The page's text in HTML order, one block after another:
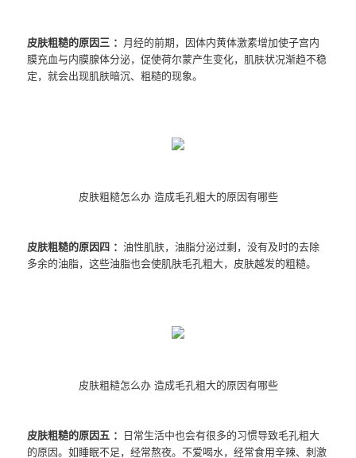
皮肤粗糙的原因三 ： 月经的前期，因体内黄体激素增加使子宫内
膜充血与内膜腺体分泌，促使荷尔蒙产生变化，肌肤状况渐趋不稳
定，就会出现肌肤暗沉、粗糙的现象。
皮肤粗糙怎么办 造成毛孔粗大的原因有哪些
皮肤粗糙的原因四 ：油性肌肤，油脂分泌过剩，没有及时的去除
多余的油脂，这些油脂也会使肌肤毛孔粗大，皮肤越发的粗糙。
皮肤粗糙怎么办 造成毛孔粗大的原因有哪些
皮肤粗糙的原因五 ： 日常生活中也会有很多的习惯导致毛孔粗大
的原因。如睡眠不足，经常熬夜。不爱喝水，经常食用辛辣、刺激